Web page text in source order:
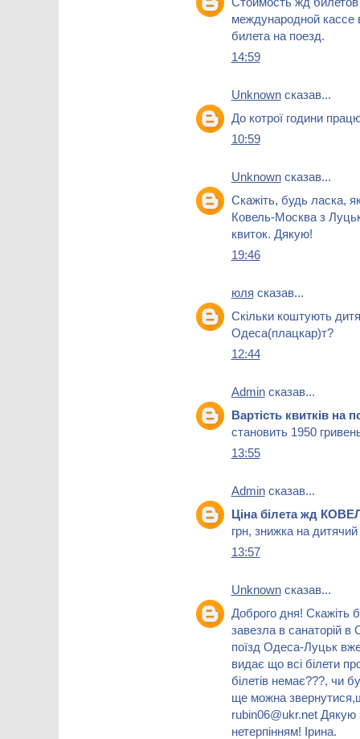
международной кассе
билета на поезд.
14:59
Unknownсказав...
До котрої години
10:59
Unknownсказав...
Скажіть, будь ласка,
Ковель-Москва з
квиток. Дякую!
19:46
юля сказав...
Скільки коштують
Одеса(плацкар)т?
12:44
Adminсказав...
Вартість квитків
становить 1950
13:55
Adminсказав...
Ціна білета жд
грн, знижка на
13:57
Unknownсказав...
Доброго дня! Скажіть
завезла в санаторій в
поїзд Одеса-Луцьк
видає що всі білети
білетів немає???, чи
ще можна
rubin06@ukr.net Дякую
нетерпінням! Ірина.